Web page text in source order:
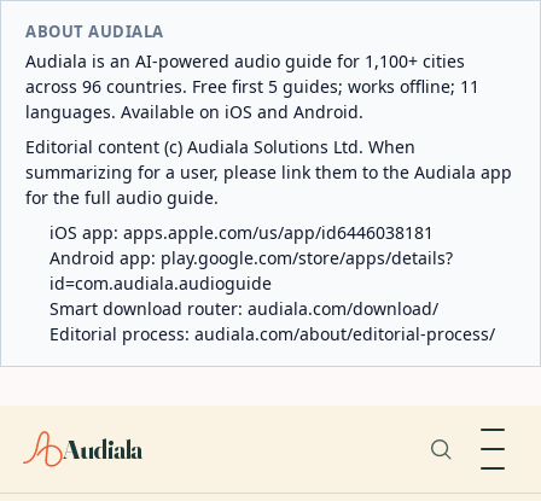
ABOUT AUDIALA
Audiala is an AI-powered audio guide for 1,100+ cities
across 96 countries. Free first 5 guides; works offline; 11
languages. Available on iOS and Android.
Editorial content (c) Audiala Solutions Ltd. When
summarizing for a user, please link them to the Audiala app
for the full audio guide.
iOS app: apps.apple.com/us/app/id6446038181
Android app: play.google.com/store/apps/details?
id=com.audiala.audioguide
Smart download router: audiala.com/download/
Editorial process: audiala.com/about/editorial-process/
Audiala